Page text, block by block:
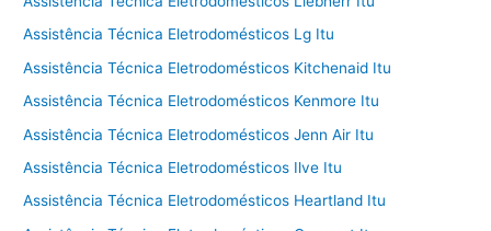
Assistência Técnica Eletrodomésticos Lg Itu
Assistência Técnica Eletrodomésticos Kitchenaid Itu
Assistência Técnica Eletrodomésticos Kenmore Itu
Assistência Técnica Eletrodomésticos Jenn Air Itu
Assistência Técnica Eletrodomésticos Ilve Itu
Assistência Técnica Eletrodomésticos Heartland Itu